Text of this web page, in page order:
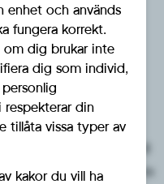
pågår.
direkt från tryckeri till
behöver således
enhet och används
fungera korrekt.
om dig brukar inte
dig som individ,
respekterar din
tillåta vissa typer av
kakor du vill ha